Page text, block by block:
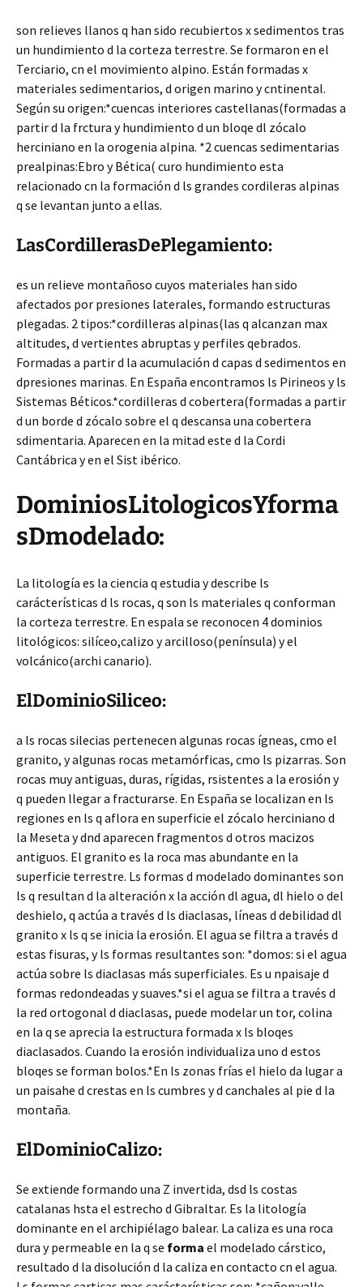
son relieves llanos q han sido recubiertos x sedimentos tras
un hundimiento d la corteza terrestre. Se formaron en el
Terciario, cn el movimiento alpino. Están formadas x
materiales sedimentarios, d origen marino y cntinental.
Según su origen:*cuencas interiores castellanas(formadas a
partir d la frctura y hundimiento d un bloqe dl zócalo
herciniano en la orogenia alpina. *2 cuencas sedimentarias
prealpinas:Ebro y Bética( curo hundimiento esta
relacionado cn la formación d ls grandes cordileras alpinas
q se levantan junto a ellas.
LasCordillerasDePlegamiento:
es un relieve montañoso cuyos materiales han sido
afectados por presiones laterales, formando estructuras
plegadas. 2 tipos:*cordilleras alpinas(las q alcanzan max
altitudes, d vertientes abruptas y perfiles qebrados.
Formadas a partir d la acumulación d capas d sedimentos en
dpresiones marinas. En España encontramos ls Pirineos y ls
Sistemas Béticos.*cordilleras d cobertera(formadas a partir
d un borde d zócalo sobre el q descansa una cobertera
sdimentaria. Aparecen en la mitad este d la Cordi
Cantábrica y en el Sist ibérico.
DominiosLitologicosYforma
sDmodelado:
La litología es la ciencia q estudia y describe ls
carácterísticas d ls rocas, q son ls materiales q conforman
la corteza terrestre. En espala se reconocen 4 dominios
litológicos: silíceo,calizo y arcilloso(península) y el
volcánico(archi canario).
ElDominioSiliceo:
a ls rocas silecias pertenecen algunas rocas ígneas, cmo el
granito, y algunas rocas metamórficas, cmo ls pizarras. Son
rocas muy antiguas, duras, rígidas, rsistentes a la erosión y
q pueden llegar a fracturarse. En España se localizan en ls
regiones en ls q aflora en superficie el zócalo herciniano d
la Meseta y dnd aparecen fragmentos d otros macizos
antiguos. El granito es la roca mas abundante en la
superficie terrestre. Ls formas d modelado dominantes son
ls q resultan d la alteración x la acción dl agua, dl hielo o del
deshielo, q actúa a través d ls diaclasas, líneas d debilidad dl
granito x ls q se inicia la erosión. El agua se filtra a través d
estas fisuras, y ls formas resultantes son: *domos: si el agua
actúa sobre ls diaclasas más superficiales. Es u npaisaje d
formas redondeadas y suaves.*si el agua se filtra a través d
la red ortogonal d diaclasas, puede modelar un tor, colina
en la q se aprecia la estructura formada x ls bloqes
diaclasados. Cuando la erosión individualiza uno d estos
bloqes se forman bolos.*En ls zonas frías el hielo da lugar a
un paisahe d crestas en ls cumbres y d canchales al pie d la
montaña.
ElDominioCalizo:
Se extiende formando una Z invertida, dsd ls costas
catalanas hsta el estrecho d Gibraltar. Es la litología
dominante en el archipiélago balear. La caliza es una roca
dura y permeable en la q se forma el modelado cárstico,
resultado d la disolución d la caliza en contacto cn el agua.